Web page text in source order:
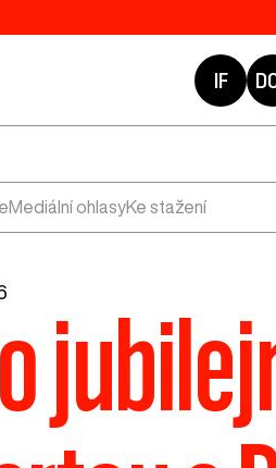
IF
Mediální ohlasyKe stažení